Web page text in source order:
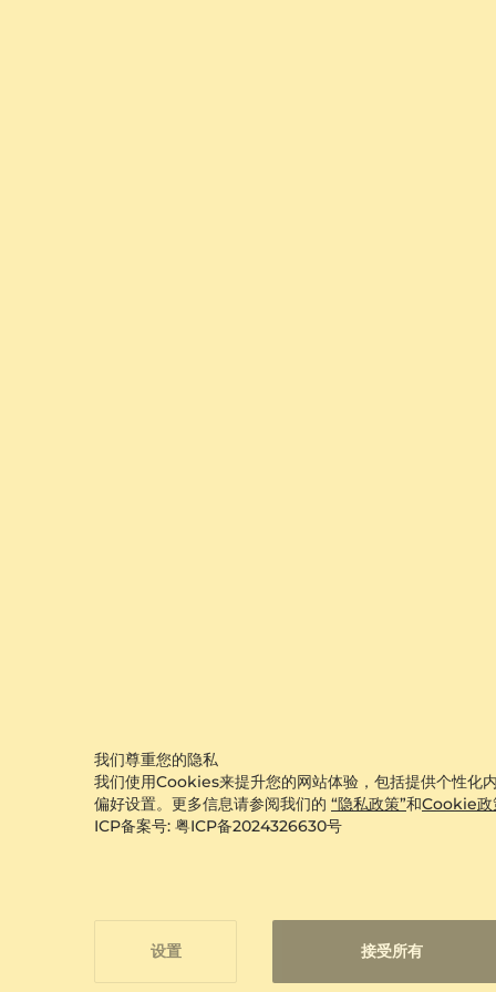
我们尊重您的隐私
我们使用Cookies来提升您的网站体验，包括提供个性化
偏好设置。更多信息请参阅我们的 “隐私政策”和Cookie政
ICP备案号: 粤ICP备2024326630号
接受所有
设置